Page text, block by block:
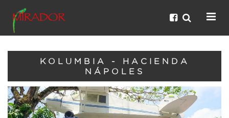
KOLUMBIA - HACIENDA
NÁPOLES